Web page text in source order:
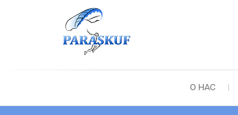
содержимому
Прыжок с
О НАС